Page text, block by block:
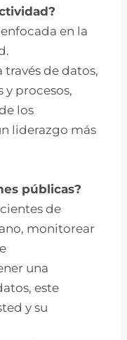
en la
de datos,
procesos,
los
liderazgo más
públicas?
de
monitorear
una
este
y su